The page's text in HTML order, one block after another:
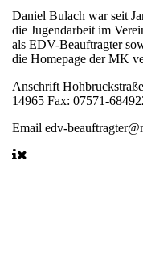
Daniel Bulach war seit
die Jugendarbeit im
als EDV-Beauftragter
die Homepage der MK
Anschrift
14965 Fax: 07571-
Email edv-